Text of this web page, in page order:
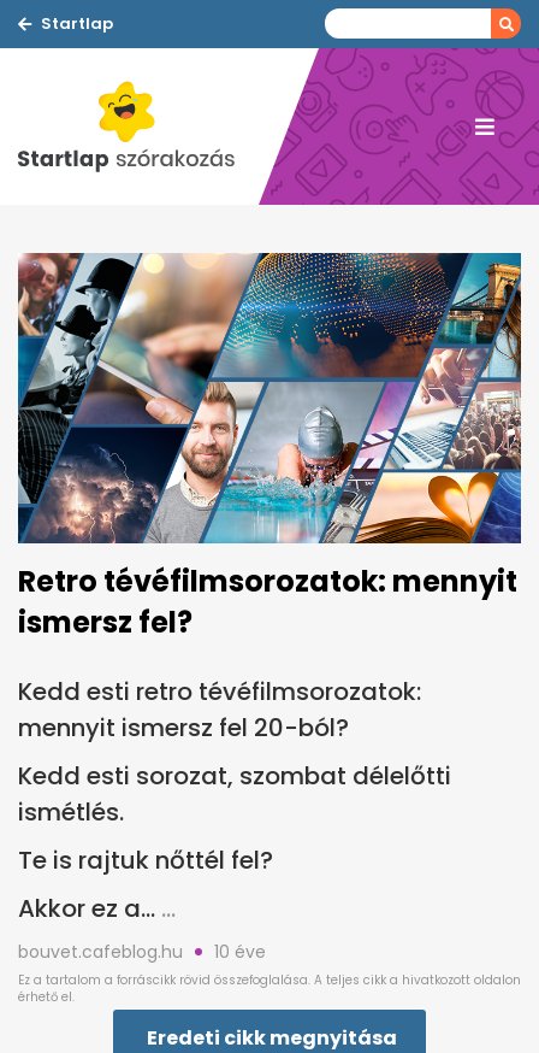
Startlap
Retro tévéfilmsorozatok: mennyit
ismersz fel?
Kedd esti retro tévéfilmsorozatok:
mennyit ismersz fel 20-ból?
Kedd esti sorozat, szombat délelőtti
ismétlés.
Te is rajtuk nőttél fel?
Akkor ez a...
bouvet.cafeblog.hu 10 éve
Eredeti cikk megnyitása